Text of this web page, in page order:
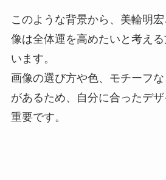
このような背景から、美輪明
像は全体運を高めたいと考え
います。
画像の選び方や色、モチーフ
があるため、自分に合ったデ
重要です。